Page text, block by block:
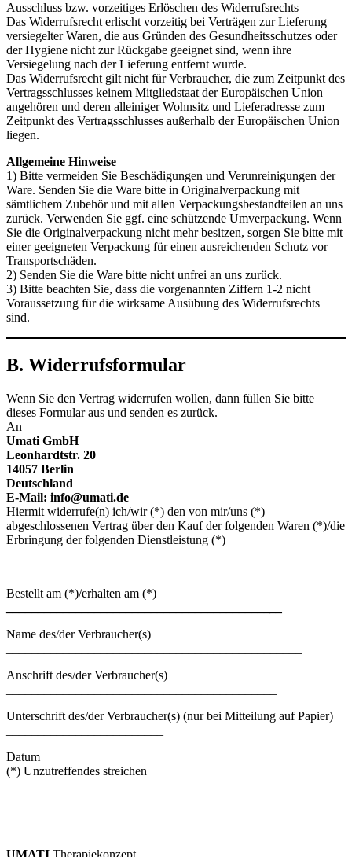
Ausschluss bzw. vorzeitiges Erlöschen des Widerrufsrechts
Das Widerrufsrecht erlischt vorzeitig bei Verträgen zur Lieferung
versiegelter Waren, die aus Gründen des Gesundheitsschutzes oder
der Hygiene nicht zur Rückgabe geeignet sind, wenn ihre
Versiegelung nach der Lieferung entfernt wurde.
Das Widerrufsrecht gilt nicht für Verbraucher, die zum Zeitpunkt des
Vertragsschlusses keinem Mitgliedstaat der Europäischen Union
angehören und deren alleiniger Wohnsitz und Lieferadresse zum
Zeitpunkt des Vertragsschlusses außerhalb der Europäischen Union
liegen.
Allgemeine Hinweise
1) Bitte vermeiden Sie Beschädigungen und Verunreinigungen der
Ware. Senden Sie die Ware bitte in Originalverpackung mit
sämtlichem Zubehör und mit allen Verpackungsbestandteilen an uns
zurück. Verwenden Sie ggf. eine schützende Umverpackung. Wenn
Sie die Originalverpackung nicht mehr besitzen, sorgen Sie bitte mit
einer geeigneten Verpackung für einen ausreichenden Schutz vor
Transportschäden.
2) Senden Sie die Ware bitte nicht unfrei an uns zurück.
3) Bitte beachten Sie, dass die vorgenannten Ziffern 1-2 nicht
Voraussetzung für die wirksame Ausübung des Widerrufsrechts
sind.
B. Widerrufsformular
Wenn Sie den Vertrag widerrufen wollen, dann füllen Sie bitte
dieses Formular aus und senden es zurück.
An
Umati GmbH
Leonhardtstr. 20
14057 Berlin
Deutschland
E-Mail: info@umati.de
Hiermit widerrufe(n) ich/wir (*) den von mir/uns (*)
abgeschlossenen Vertrag über den Kauf der folgenden Waren (*)/die
Erbringung der folgenden Dienstleistung (*)
Bestellt am (*)/erhalten am (*)
Name des/der Verbraucher(s)
Anschrift des/der Verbraucher(s)
Unterschrift des/der Verbraucher(s) (nur bei Mitteilung auf Papier)
Datum
(*) Unzutreffendes streichen
UMATI Therapiekonzept